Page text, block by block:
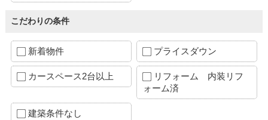
こだわりの条件
新着物件 プライスダウン
カースペース2台以上
リフォーム 内装リフ
ォーム済
建築条件なし